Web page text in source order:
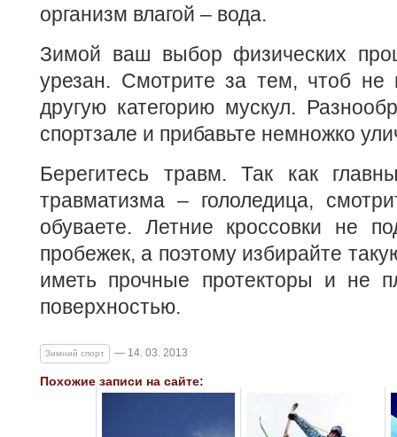
организм влагой – вода.
Зимой ваш выбор физических
урезан. Смотрите за тем, чтоб не
другую категорию мускул.
спортзале и прибавьте немножко
Берегитесь травм. Так как
травматизма – гололедица,
обуваете. Летние кроссовки не
пробежек, а поэтому избирайте
иметь прочные протекторы и не
поверхностью.
Зимний спорт — 14. 03. 2013
Похожие записи на сайте: